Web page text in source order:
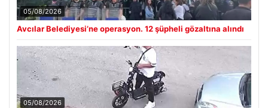
05/08/2026
Avcılar Belediyesi’ne operasyon. 12 şüpheli gözaltına alındı
05/08/2026